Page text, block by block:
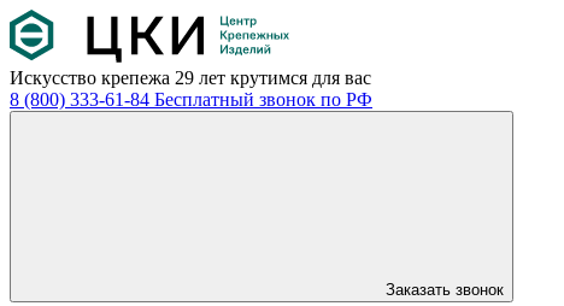
Искусство крепежа 29 лет крутимся для вас
8 (800) 333-61-84 Бесплатный звонок по РФ
Заказать звонок